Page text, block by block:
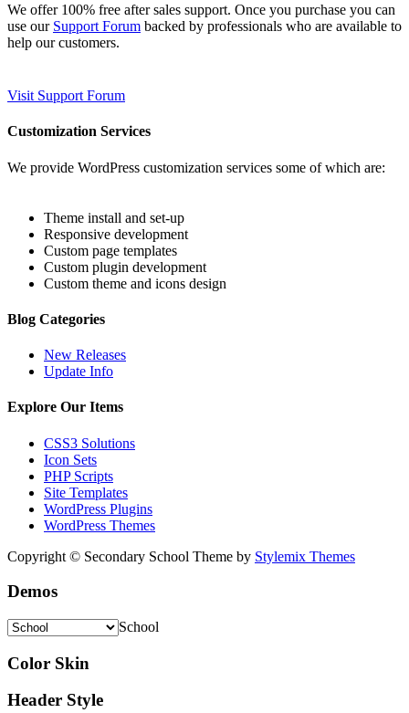
We offer 100% free after sales support. Once you purchase you can
use our Support Forum backed by professionals who are available to
help our customers.
Visit Support Forum
Customization Services
We provide WordPress customization services some of which are:
Theme install and set-up
Responsive development
Custom page templates
Custom plugin development
Custom theme and icons design
Blog Categories
New Releases
Update Info
Explore Our Items
CSS3 Solutions
Icon Sets
PHP Scripts
Site Templates
WordPress Plugins
WordPress Themes
Copyright © Secondary School Theme by Stylemix Themes
Demos
School
Color Skin
Header Style